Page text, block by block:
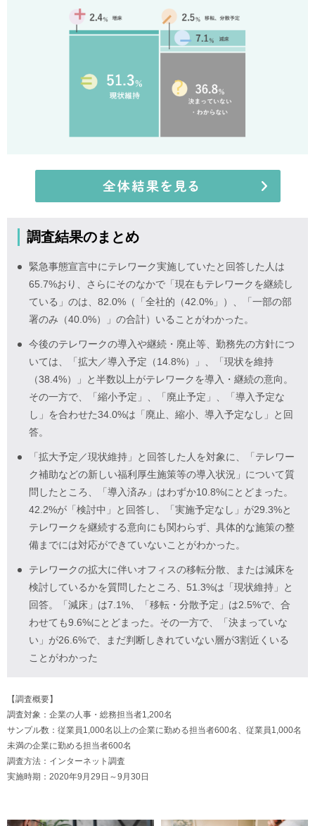
調査結果のまとめ
緊急事態宣言中にテレワーク実施していたと回答した人は
65.7%おり、さらにそのなかで「現在もテレワークを継続し
ている」のは、82.0%（「全社的（42.0%」）、「一部の部
署のみ（40.0%）」の合計）いることがわかった。
今後のテレワークの導入や継続・廃止等、勤務先の方針につ
いては、「拡大／導入予定（14.8%）」、「現状を維持
（38.4%）」と半数以上がテレワークを導入・継続の意向。
その一方で、「縮小予定」、「廃止予定」、「導入予定な
し」を合わせた34.0%は「廃止、縮小、導入予定なし」と回
答。
「拡大予定／現状維持」と回答した人を対象に、「テレワー
ク補助などの新しい福利厚生施策等の導入状況」について質
問したところ、「導入済み」はわずか10.8%にとどまった。
42.2%が「検討中」と回答し、「実施予定なし」が29.3%と
テレワークを継続する意向にも関わらず、具体的な施策の整
備までには対応ができていないことがわかった。
テレワークの拡大に伴いオフィスの移転分散、または減床を
検討しているかを質問したところ、51.3%は「現状維持」と
回答。「減床」は7.1%、「移転・分散予定」は2.5%で、合
わせても9.6%にとどまった。その一方で、「決まっていな
い」が26.6%で、まだ判断しきれていない層が3割近くいる
ことがわかった
【調査概要】
調査対象：企業の人事・総務担当者1,200名
サンプル数：従業員1,000名以上の企業に勤める担当者600名、従業員1,000名
未満の企業に勤める担当者600名
調査方法：インターネット調査
実施時期：2020年9月29日～9月30日